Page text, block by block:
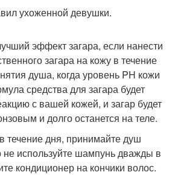
эффект загара, если нанести
загара на кожу в течение
душа, когда уровень PH кожи
средства для загара будет
с вашей кожей, и загар будет
и долго останется на теле.
течение дня, принимайте душ
не используйте шампунь дважды в
кондиционер на кончики волос.